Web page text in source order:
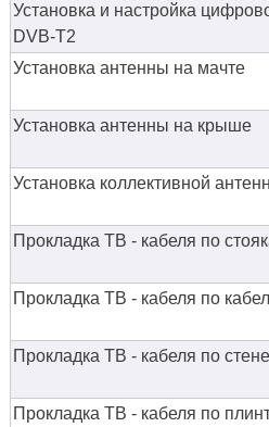
Установка и настройка
DVB-T2
Установка антенны на мачте
Установка антенны на крыше
Установка коллективной
Прокладка ТВ - кабеля по
Прокладка ТВ - кабеля по
Прокладка ТВ - кабеля по стене
Прокладка ТВ - кабеля по